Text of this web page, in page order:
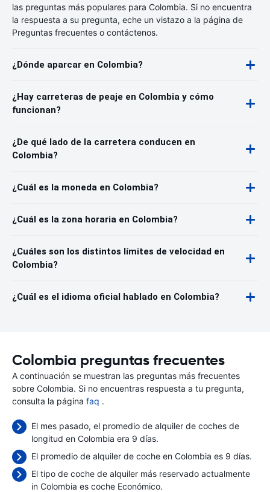
las preguntas más populares para Colombia. Si no encuentra
la respuesta a su pregunta, eche un vistazo a la página de
Preguntas frecuentes o contáctenos.
¿Dónde aparcar en Colombia?
¿Hay carreteras de peaje en Colombia y cómo
funcionan?
¿De qué lado de la carretera conducen en
Colombia?
¿Cuál es la moneda en Colombia?
¿Cuál es la zona horaria en Colombia?
¿Cuáles son los distintos límites de velocidad en
Colombia?
¿Cuál es el idioma oficial hablado en Colombia?
Colombia preguntas frecuentes
A continuación se muestran las preguntas más frecuentes
sobre Colombia. Si no encuentras respuesta a tu pregunta,
consulta la página faq .
El mes pasado, el promedio de alquiler de coches de
longitud en Colombia era 9 días.
El promedio de alquiler de coche en Colombia es 9 días.
El tipo de coche de alquiler más reservado actualmente
in Colombia es coche Económico.